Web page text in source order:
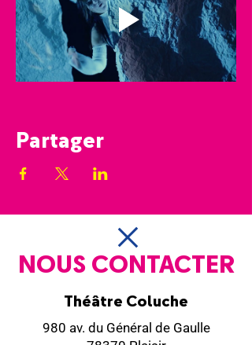
Partager
NOUS CONTACTER
Théâtre Coluche
980 av. du Général de Gaulle